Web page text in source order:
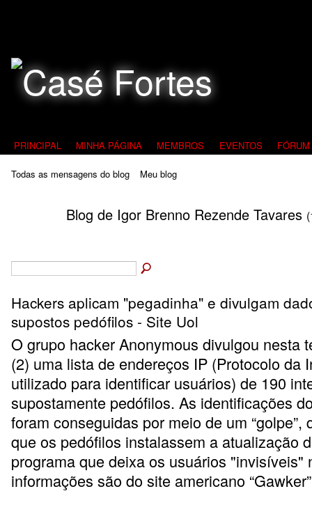
PRINCIPAL MINHA PÁGINA MEMBROS EVENTOS FÓRUM
Todas as mensagens do blog Meu blog
Blog de Igor Brenno Rezende Tavares
Hackers aplicam "pegadinha" e divulgam
supostos pedófilos - Site Uol
O grupo hacker Anonymous divulgou nesta
(2) uma lista de endereços IP (Protocolo da
utilizado para identificar usuários) de 190
supostamente pedófilos. As identificações
foram conseguidas por meio de um “golpe”,
que os pedófilos instalassem a atualização
programa que deixa os usuários "invisíveis"
informações são do site americano